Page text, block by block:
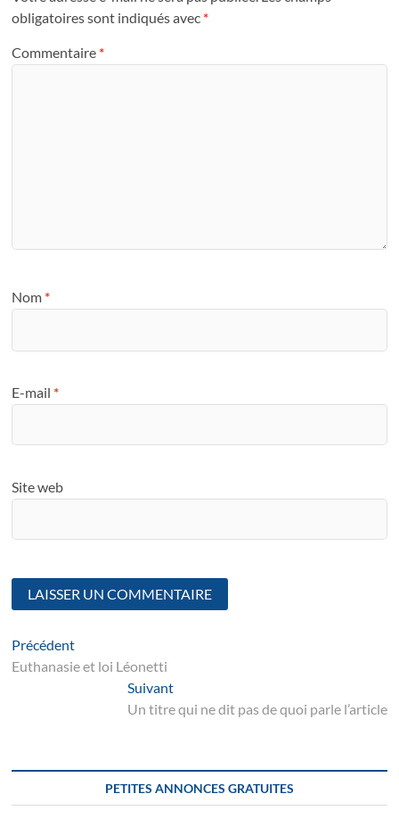
obligatoires sont indiqués avec *
Commentaire *
Nom *
E-mail *
Site web
Navigation
de
PrécédentArticle
suivant
Euthanasie et loi Léonetti
SuivantSuivant
post:
Un titre qui ne dit pas de quoi parle l’article
PETITES ANNONCES GRATUITES